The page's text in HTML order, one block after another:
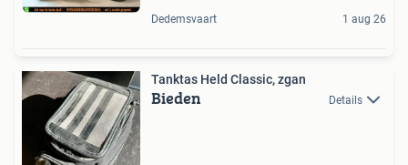
Dedemsvaart 1 aug 26
Tanktas Held Classic, zgan
Bieden Details